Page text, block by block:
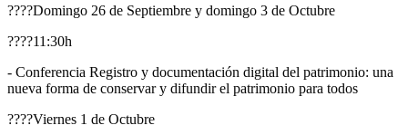
????Domingo 26 de Septiembre y domingo 3 de Octubre
????11:30h
- Conferencia Registro y documentación digital del patrimonio: una
nueva forma de conservar y difundir el patrimonio para todos
????Viernes 1 de Octubre